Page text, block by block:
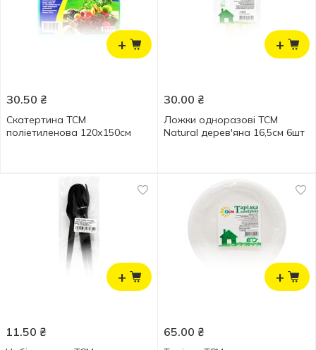
+
30.50 ₴
Скатертина ТСМ
поліетиленова 120х150см
+
30.00 ₴
Ложки одноразові ТСМ
Natural дерев'яна 16,5cм 6шт
+
11.50 ₴
+
65.00 ₴